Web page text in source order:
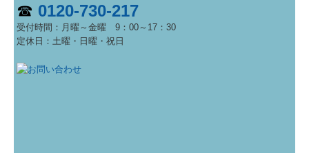
☎ 0120-730-217
受付時間： 月曜～金曜 9：00～17：30
定休日：土曜・日曜・祝日